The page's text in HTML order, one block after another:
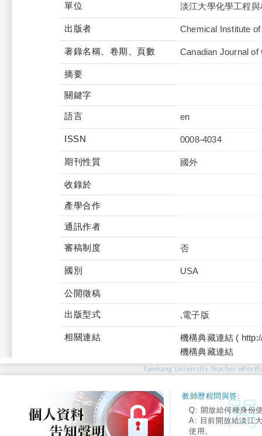
單位 淡江大學化學工程
出版者 Chemical Institute
著錄名稱、卷期、頁數 Canadian Journal of
摘要
關鍵字
語言 en
ISSN 0008-4034
期刊性質 國外
收錄於
產學合作
通訊作者
審稿制度 否
國別 USA
公開徵稿
出版型式 ,電子版
相關連結
機構典藏連結 (
機構典藏連結
Tamkang University Teacher
教師歷程問與答:
Q: 開放給何種身份
A: 目前開放給淡江
使用。